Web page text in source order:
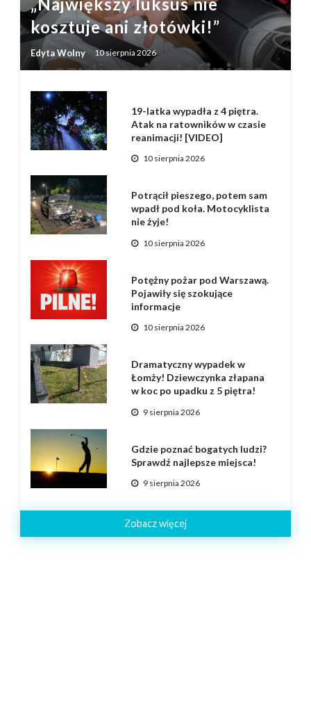
kosztuje ani złotówki!”
Edyta Wolny 10 sierpnia 2026
19-latka wypadła z 4 piętra.
Atak na ratowników w czasie
reanimacji! [VIDEO]
10 sierpnia 2026
Potrącił pieszego, potem sam
wpadł pod koła. Motocyklista
nie żyje!
10 sierpnia 2026
Potężny pożar pod Warszawą.
Pojawiły się szokujące
informacje
10 sierpnia 2026
Dramatyczny wypadek w
Łomży! Dziewczynka złapana
w koc po upadku z 5 piętra!
9 sierpnia 2026
Gdzie poznać bogatych ludzi?
Sprawdź najlepsze miejsca!
9 sierpnia 2026
Zobacz więcej